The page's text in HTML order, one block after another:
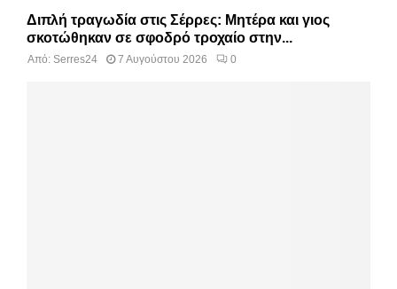
Διπλή τραγωδία στις Σέρρες: Μητέρα και γιος
σκοτώθηκαν σε σφοδρό τροχαίο στην...
Από: Serres24 7 Αυγούστου 2026 0